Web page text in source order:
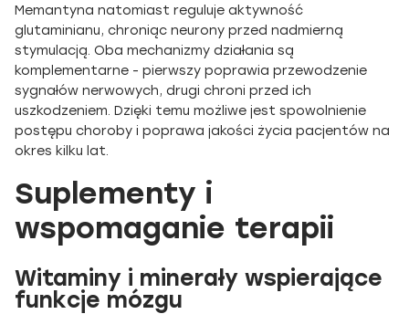
Memantyna natomiast reguluje aktywność
glutaminianu, chroniąc neurony przed nadmierną
stymulacją. Oba mechanizmy działania są
komplementarne - pierwszy poprawia przewodzenie
sygnałów nerwowych, drugi chroni przed ich
uszkodzeniem. Dzięki temu możliwe jest spowolnienie
postępu choroby i poprawa jakości życia pacjentów na
okres kilku lat.
Suplementy i
wspomaganie terapii
Witaminy i minerały wspierające
funkcje mózgu